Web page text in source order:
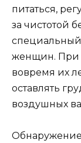
питаться,
за чистотой
женщин. При
вовремя их
оставлять
воздушных
Обнаружение